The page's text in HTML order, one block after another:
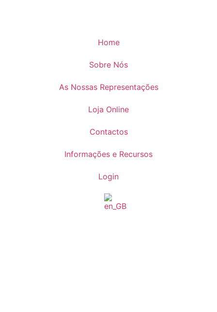
Home
Sobre Nós
As Nossas Representações
Loja Online
Contactos
Informações e Recursos
Login